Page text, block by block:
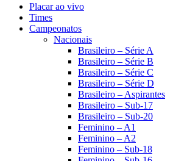
Placar ao vivo
Times
Campeonatos
Nacionais
Brasileiro – Série A
Brasileiro – Série B
Brasileiro – Série C
Brasileiro – Série D
Brasileiro – Aspirantes
Brasileiro – Sub-17
Brasileiro – Sub-20
Feminino – A1
Feminino – A2
Feminino – Sub-18